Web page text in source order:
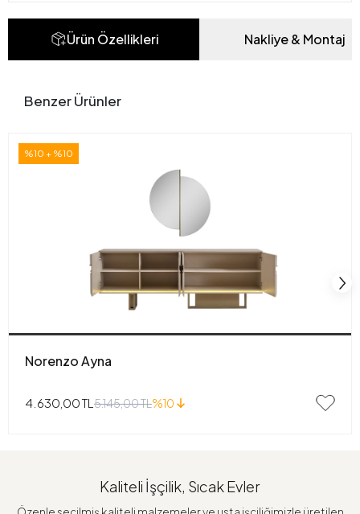
Ürün Özellikleri Nakliye & Montaj
Benzer Ürünler
%10 + %10
Norenzo Ayna
4.630,00 TL 5.145,00 TL%10
Kaliteli İşçilik, Sıcak Evler